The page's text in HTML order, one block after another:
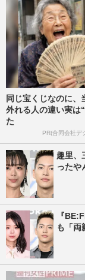
同じ宝くじなのに、
外れる人の違い実は
た
PR(合同会社デ
趣里、
ったや
『
も「